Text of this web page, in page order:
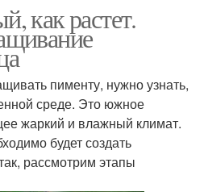
как растет.
пименту, нужно узнать,
среде. Это южное
жаркий и влажный климат.
будет создать
рассмотрим этапы